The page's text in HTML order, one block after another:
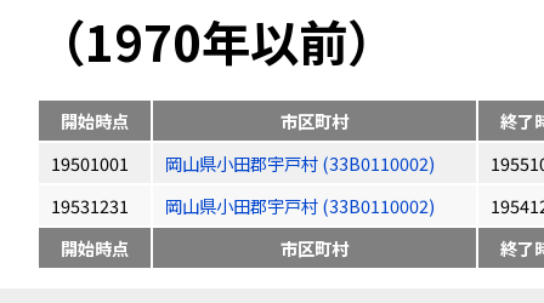
（1970年以前）
開始時点 市区町村
終了
19501001
岡山県小田郡宇戸村 (33B0110002)
19531231
岡山県小田郡宇戸村 (33B0110002)
開始時点
市区町村 終了